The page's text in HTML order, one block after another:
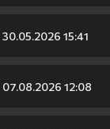
30.05.2026 15:41
07.08.2026 12:08